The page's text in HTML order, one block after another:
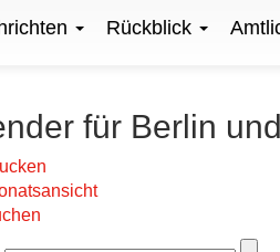
Rückblick
für Berlin